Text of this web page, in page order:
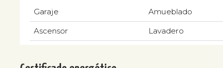
Garaje Amueblado
Ascensor Lavadero